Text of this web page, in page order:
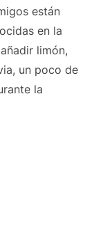
están
en la
limón,
un poco de
la